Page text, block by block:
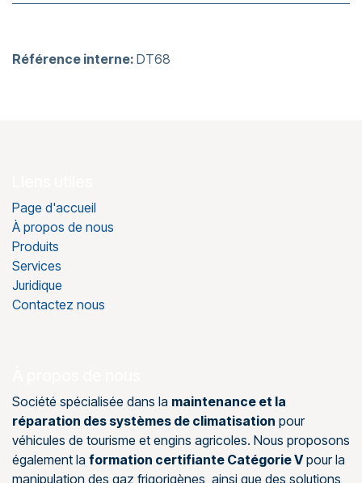
Référence interne: DT68
Page d'accueil
À propos de nous
Produits
Services
Juridique
Contactez nous
Société spécialisée dans la maintenance et la
réparation des systèmes de climatisation pour
véhicules de tourisme et engins agricoles. Nous proposons
également la formation certifiante Catégorie Vpour la
manipulation des gaz frigorigènes, ainsi que des solutions